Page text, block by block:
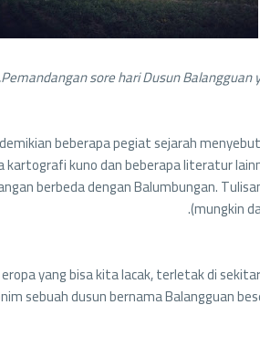
Pemandangan sore hari Dusun Balangguan
beberapa pegiat sejarah
kartografi kuno dan beberapa literatur
berbeda dengan Balumbungan.
(mungkin
yang bisa kita lacak, terletak di
sebuah dusun bernama Balangguan